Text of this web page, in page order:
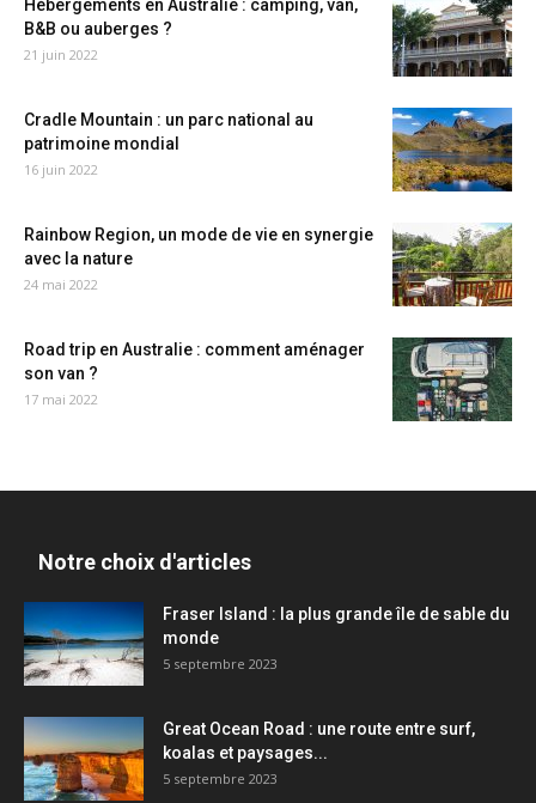
Hébergements en Australie : camping, van,
B&B ou auberges ?
21 juin 2022
Cradle Mountain : un parc national au
patrimoine mondial
16 juin 2022
Rainbow Region, un mode de vie en synergie
avec la nature
24 mai 2022
Road trip en Australie : comment aménager
son van ?
17 mai 2022
Notre choix d'articles
Fraser Island : la plus grande île de sable du
monde
5 septembre 2023
Great Ocean Road : une route entre surf,
koalas et paysages...
5 septembre 2023